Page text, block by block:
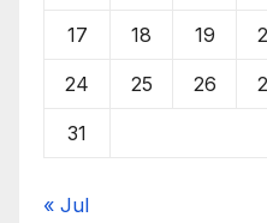
17 18 19
24 25 26
31
« Jul